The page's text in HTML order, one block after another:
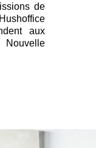
de
aux